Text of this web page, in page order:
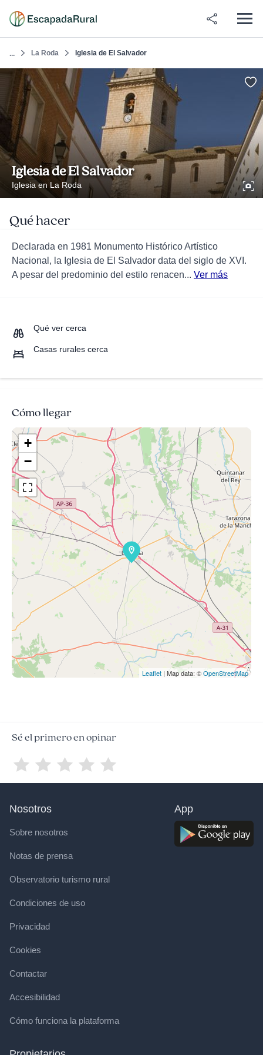
... La Roda Iglesia de El Salvador
Iglesia de El Salvador
Iglesia en La Roda
Qué hacer
Declarada en 1981 Monumento Histórico Artístico
Nacional, la Iglesia de El Salvador data del siglo de XVI.
A pesar del predominio del estilo renacen... Ver más
Qué ver cerca
Casas rurales cerca
Cómo llegar
+
−
Leaflet | Map data: ©OpenStreetMap
Sé el primero en opinar
Nosotros
Sobre nosotros
Notas de prensa
Observatorio turismo rural
Condiciones de uso
Privacidad
Cookies
Contactar
Accesibilidad
Cómo funciona la plataforma
App